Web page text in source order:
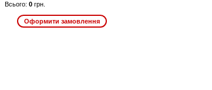
Всього: 0 грн.